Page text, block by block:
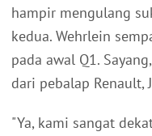
hampir mengulang
kedua. Wehrlein
pada awal Q1.
dari pebalap Renault,
"Ya, kami sangat